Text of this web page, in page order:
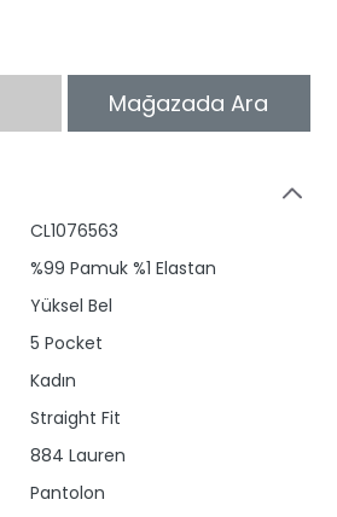
Mağazada Ara
CL1076563
%99 Pamuk %1 Elastan
Yüksel Bel
5 Pocket
Kadın
Straight Fit
884 Lauren
Pantolon